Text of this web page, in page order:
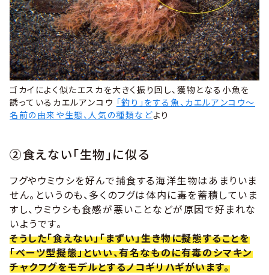
ゴカイによく似たエスカを大きく振り回し、獲物となる小魚を
誘っているカエルアンコウ 「釣り」をする魚、カエルアンコウ～
名前の由来や生態、人気の種類などより
②食えない「生物」に似る
フグやウミウシを好んで捕食する海洋生物はあまりいま
せん。というのも、多くのフグは体内に毒を蓄積していま
すし、ウミウシも食感が悪いことなどが原因で好まれな
いようです。
そうした「食えない」「まずい」生き物に擬態することを
「ベーツ型擬態」といい、有名なものに有毒のシマキン
チャクフグをモデルとするノコギリハギがいます。